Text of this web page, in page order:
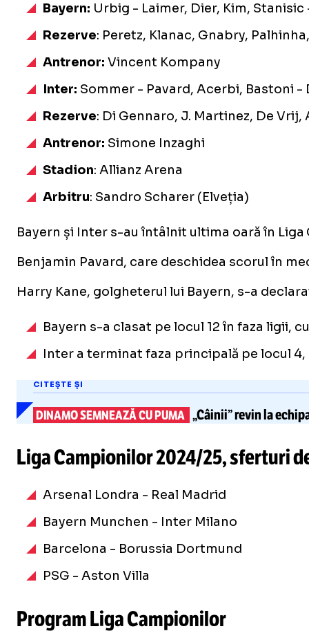
Bayern: Urbig - Laimer, Dier, Kim,
Rezerve: Peretz, Klanac, Gnabry,
Antrenor: Vincent Kompany
Inter: Sommer - Pavard, Acerbi, Bastoni
Rezerve: Di Gennaro, J. Martinez, De
Antrenor: Simone Inzaghi
Stadion: Allianz Arena
Arbitru: Sandro Scharer (Elveția)
Bayern și Inter s-au întâlnit ultima oară în
Benjamin Pavard, care deschidea scorul în
Harry Kane, golgheterul lui Bayern, s-a
Bayern s-a clasat pe locul 12 în faza ligii,
Inter a terminat faza principală pe locul
CITEȘTE ȘI
DINAMO SEMNEAZĂ CU PUMA „Câinii” revin la
Liga Campionilor 2024/25, sferturi
Arsenal Londra - Real Madrid
Bayern Munchen - Inter Milano
Barcelona - Borussia Dortmund
PSG - Aston Villa
Program Liga Campionilor